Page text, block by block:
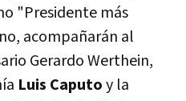
"Presidente más
acompañarán al
Gerardo Werthein,
Luis Caputoy la